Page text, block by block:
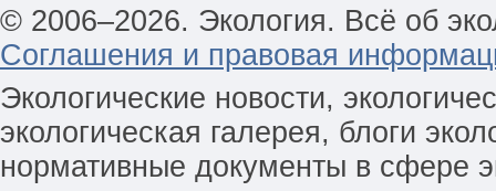
© 2006–2026. Экология. Всё об
Соглашения и правовая
Экологические новости,
экологическая галерея, блоги
нормативные документы в сфере